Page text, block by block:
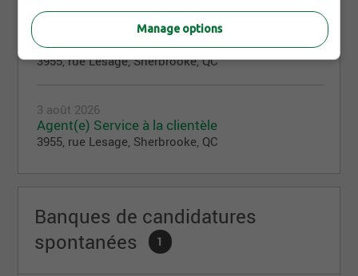
Commis d'entrepôt
3955, rue Lesage, Sherbrooke, QC
3 août 2026
Agent(e) Service à la clientèle
3955, rue Lesage, Sherbrooke, QC
Banques de candidatures
spontanées
1
Manage options